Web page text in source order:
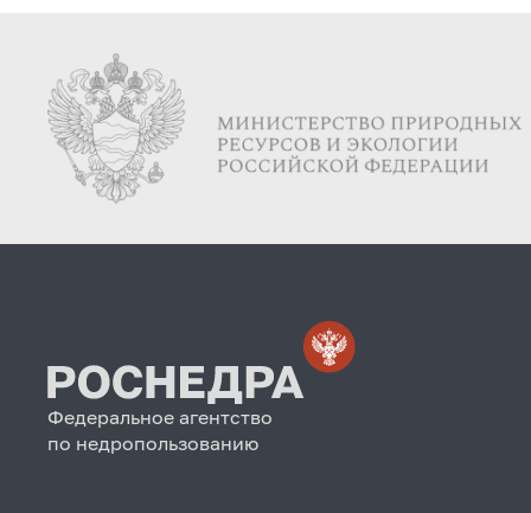
конфликту интересов" (Зарегистрирован
01.04.2026 № 85842)
Федеральное агентство
по недропользованию